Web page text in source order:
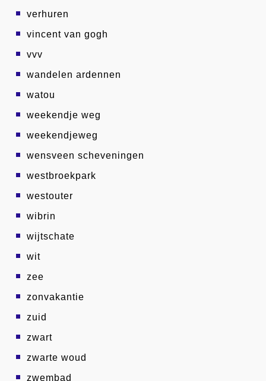
verhuren
vincent van gogh
vvv
wandelen ardennen
watou
weekendje weg
weekendjeweg
wensveen scheveningen
westbroekpark
westouter
wibrin
wijtschate
wit
zee
zonvakantie
zuid
zwart
zwarte woud
zwembad